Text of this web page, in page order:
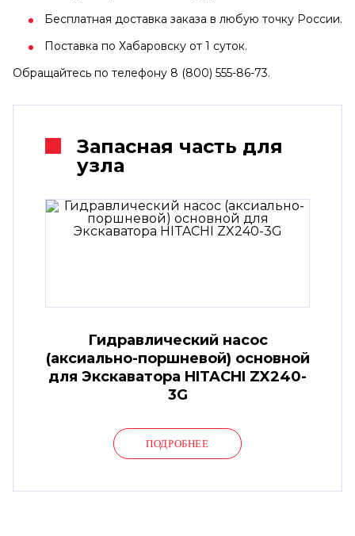
Бесплатная доставка заказа в любую точку России.
Поставка по Хабаровску от 1 суток.
Обращайтесь по телефону 8 (800) 555-86-73.
Запасная часть для
узла
Гидравлический насос
(аксиально-поршневой) основной
для Экскаватора HITACHI ZX240-
3G
ПОДРОБНЕЕ